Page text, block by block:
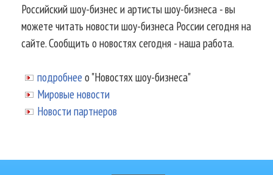
Российский шоу-бизнес и артисты шоу-бизнеса - вы
можете читать новости шоу-бизнеса России сегодня на
сайте. Сообщить о новостях сегодня - наша работа.
подробнее о "Новостях шоу-бизнеса"
Мировые новости
Новости партнеров